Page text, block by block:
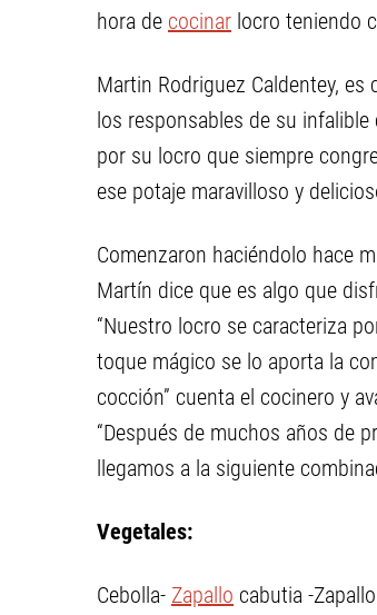
hora de cocinar locro teniendo
Martin Rodriguez Caldentey,
los responsables de su infalible
por su locro que siempre
ese potaje maravilloso y
Comenzaron haciéndolo hace
Martín dice que es algo que
“Nuestro locro se caracteriza
toque mágico se lo aporta la
cocción” cuenta el cocinero y
“Después de muchos años de
llegamos a la siguiente
Vegetales:
Cebolla- Zapallo cabutia -